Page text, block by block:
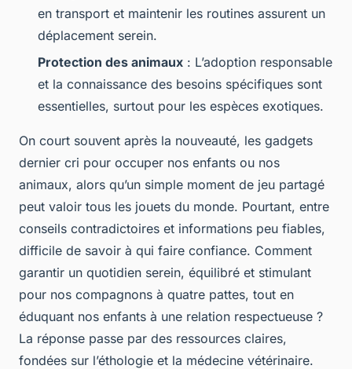
en transport et maintenir les routines assurent un
déplacement serein.
Protection des animaux : L’adoption responsable
et la connaissance des besoins spécifiques sont
essentielles, surtout pour les espèces exotiques.
On court souvent après la nouveauté, les gadgets
dernier cri pour occuper nos enfants ou nos
animaux, alors qu’un simple moment de jeu partagé
peut valoir tous les jouets du monde. Pourtant, entre
conseils contradictoires et informations peu fiables,
difficile de savoir à qui faire confiance. Comment
garantir un quotidien serein, équilibré et stimulant
pour nos compagnons à quatre pattes, tout en
éduquant nos enfants à une relation respectueuse ?
La réponse passe par des ressources claires,
fondées sur l’éthologie et la médecine vétérinaire.